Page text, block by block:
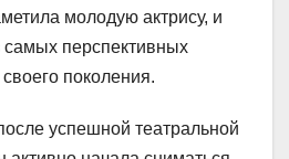
молодую актрису, и
самых перспективных
поколения.
успешной театральной